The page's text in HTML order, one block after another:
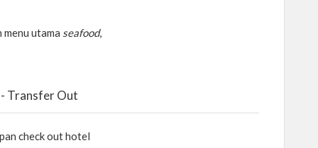
utama seafood,
Transfer Out
check out hotel